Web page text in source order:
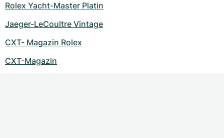
Rolex Yacht-Master Platin
Jaeger-LeCoultre Vintage
CXT- Magazin Rolex
CXT-Magazin